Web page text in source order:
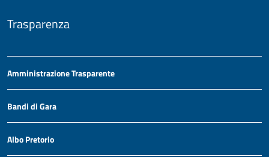
Trasparenza
Amministrazione Trasparente
Bandi di Gara
Albo Pretorio